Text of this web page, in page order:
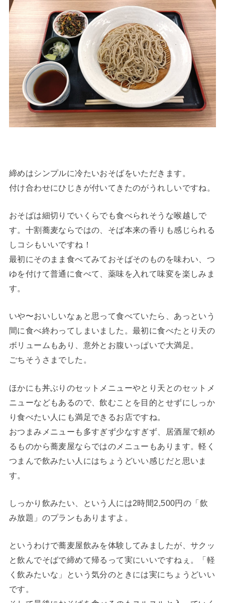
締めはシンプルに冷たいおそばをいただきます。
付け合わせにひじきが付いてきたのがうれしいですね。
おそばは細切りでいくらでも食べられそうな喉越しで
す。十割蕎麦ならではの、そば本来の香りも感じられる
しコシもいいですね！
最初にそのまま食べてみておそばそのものを味わい、つ
ゆを付けて普通に食べて、薬味を入れて味変を楽しみま
す。
いや〜おいしいなぁと思って食べていたら、あっという
間に食べ終わってしまいました。最初に食べたとり天の
ボリュームもあり、意外とお腹いっぱいで大満足。
ごちそうさまでした。
ほかにも丼ぶりのセットメニューやとり天とのセットメ
ニューなどもあるので、飲むことを目的とせずにしっか
り食べたい人にも満足できるお店ですね。
おつまみメニューも多すぎず少なすぎず、居酒屋で頼め
るものから蕎麦屋ならではのメニューもあります。軽く
つまんで飲みたい人にはちょうどいい感じだと思いま
す。
しっかり飲みたい、という人には2時間2,500円の「飲
み放題」のプランもありますよ。
というわけで蕎麦屋飲みを体験してみましたが、サクッ
と飲んでそばで締めて帰るって実にいいですねぇ。「軽
く飲みたいな」という気分のときには実にちょうどいい
です。